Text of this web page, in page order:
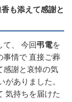
も添えて感謝と
て、 今回弔電を
事情で 直接ご葬
感謝と哀悼の気
ありました。
気持ちを届けた